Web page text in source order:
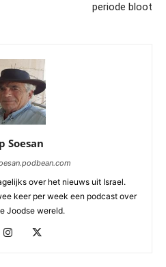
periode bloot
Soesan
over het nieuws uit Israel.
keer per week een podcast over
Joodse wereld.